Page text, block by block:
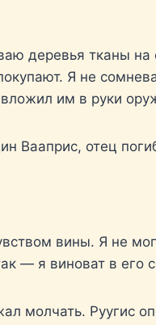
деревья тканы на
Я не
им в руки
Вааприс, отец
вины. Я не
— я виноват в его
молчать. Руугис